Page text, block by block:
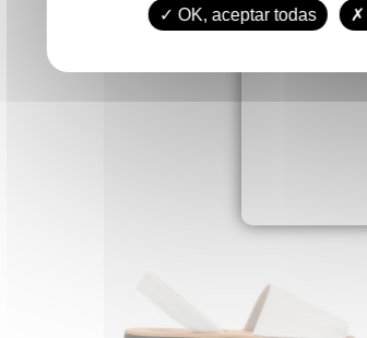
OK, aceptar todas